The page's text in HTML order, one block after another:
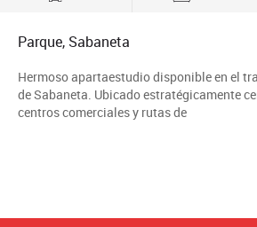
Parque, Sabaneta
Hermoso apartaestudio disponible en el
de Sabaneta. Ubicado estratégicamente
centros comerciales y rutas de